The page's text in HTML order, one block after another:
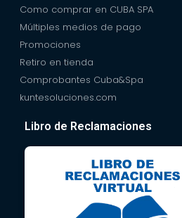
Como comprar en CUBA SPA
Múltiples medios de pago
Promociones
Retiro en tienda
Comprobantes Cuba&Spa
kuntesoluciones.com
Libro de Reclamaciones